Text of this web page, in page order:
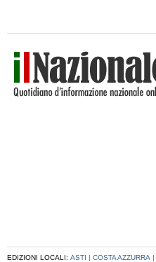
EDIZIONI LOCALI: ASTI | COSTA AZZURRA |